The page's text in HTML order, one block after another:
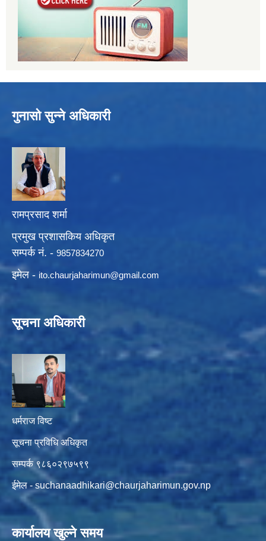
गुनासो सुन्ने अधिकारी
रामप्रसाद शर्मा
प्रमुख प्रशासकिय अधिकृत
सम्पर्क नं. - 9857834270
इमेल - ito.chaurjaharimun@gmail.com
सूचना अधिकारी
धर्मराज विष्ट
सूचना प्रविधि अधिकृत
सम्पर्क ९८६०२९७५९९
ईमेल - suchanaadhikari@chaurjaharimun.gov.np
कार्यालय खुल्ने समय